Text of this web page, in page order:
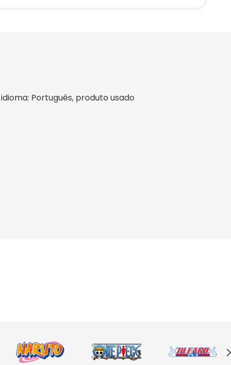
Português, produto usado